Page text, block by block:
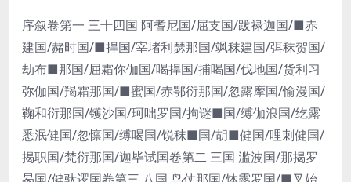
序叙卷第一 三十四国 阿耆尼国/屈支国/跋禄迦国/■赤
建国/赭时国/■捍国/宰堵利瑟那国/飒秣建国/弭秣贺国/
劫布■那国/屈霜你伽国/喝捍国/捕喝国/伐地国/货利习
弥伽国/羯霜那国/■蜜国/赤鄂衍那国/忽露摩国/愉漫国/
鞠和衍那国/镬沙国/珂咄罗国/拘谜■国/缚伽浪国/纥露
悉泯健国/忽懔国/缚喝国/锐秣■国/胡■健国/哩刺健国/
揭职国/梵衍那国/迦毕试国卷第二 三国 滥波国/那揭罗